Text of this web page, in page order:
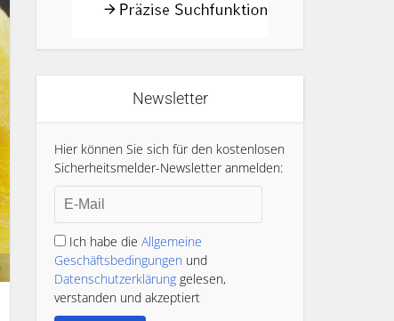
Newsletter
Hier können Sie sich für den kostenlosen
Sicherheitsmelder-Newsletter anmelden:
Ich habe die Allgemeine
Geschäftsbedingungen und
Datenschutzerklärung gelesen,
verstanden und akzeptiert